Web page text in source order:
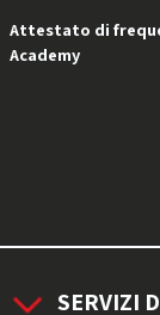
Attestato di
Academy
SERVIZI